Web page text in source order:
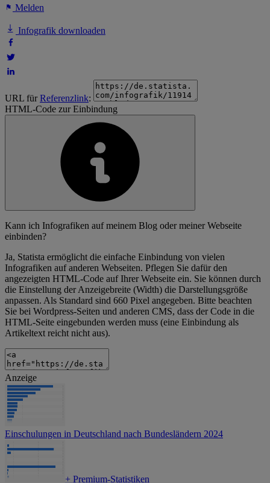
Melden
Infografik downloaden
URL fürReferenzlink:
HTML-Code zur Einbindung
Kann ich Infografiken auf meinem Blog oder meiner Webseite
einbinden?
Ja, Statista ermöglicht die einfache Einbindung von vielen
Infografiken auf anderen Webseiten. Pflegen Sie dafür den
angezeigten HTML-Code auf Ihrer Webseite ein. Sie können durch
die Einstellung der Anzeigebreite (Width) die Darstellungsgröße
anpassen. Als Standard sind 660 Pixel angegeben. Bitte beachten
Sie bei Wordpress-Seiten und anderen CMS, dass der Code in die
HTML-Seite eingebunden werden muss (eine Einbindung als
Artikeltext reicht nicht aus).
Anzeige
Einschulungen in Deutschland nach Bundesländern 2024
+ Premium-Statistiken